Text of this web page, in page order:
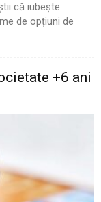
că iubește
de opțiuni de
+6 ani